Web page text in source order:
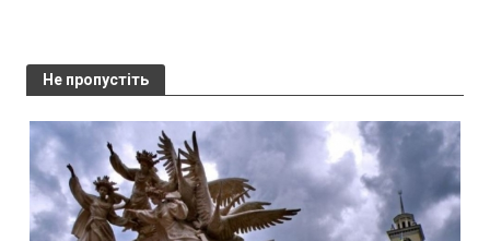
Не пропустіть